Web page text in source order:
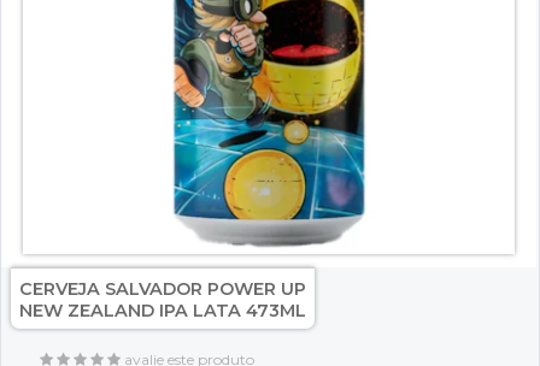
CERVEJA SALVADOR POWER UP
NEW ZEALAND IPA LATA 473ML
avalie este produto